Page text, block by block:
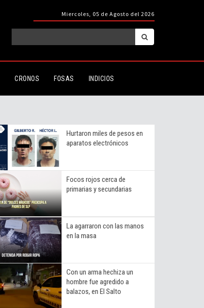
Miercoles, 05 de Agosto del 2026
CRONOS FOSAS INDICIOS
Hurtaron miles de pesos en
aparatos electrónicos
Focos rojos cerca de
primarias y secundarias
La agarraron con las manos
en la masa
Con un arma hechiza un
hombre fue agredido a
balazos, en El Salto